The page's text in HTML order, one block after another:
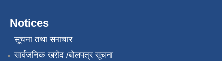
Notices
सूचना तथा समाचार
सार्वजनिक खरीद /बोलपत्र सूचना